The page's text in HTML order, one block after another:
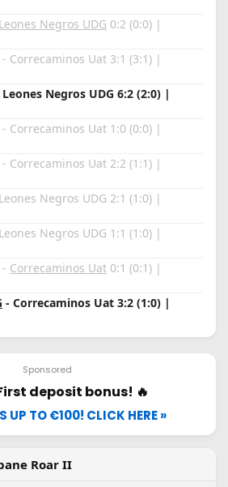
Leones Negros UDG 0:2 (0:0) |
- Correcaminos Uat 3:1 (3:1) |
Leones Negros UDG 6:2 (2:0) |
- Correcaminos Uat 1:0 (0:0) |
Correcaminos Uat 2:2 (1:1) |
Negros UDG 2:1 (1:0) |
Negros UDG 1:1 (1:0) |
Correcaminos Uat 0:1 (0:1) |
- Correcaminos Uat 3:2 (1:0) |
Sponsored
deposit bonus! 🔥
UP TO €100! CLICK HERE »
Roar II